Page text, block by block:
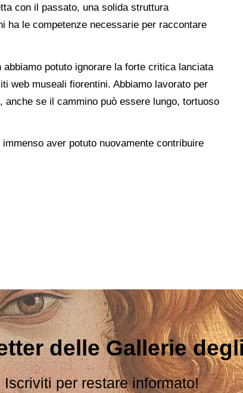
con il passato, una solida struttura
ha le competenze necessarie per raccontare
abbiamo potuto ignorare la forte critica lanciata
web museali fiorentini. Abbiamo lavorato per
anche se il cammino può essere lungo, tortuoso
aver potuto nuovamente contribuire
delle Gallerie
Iscriviti per restare informato!